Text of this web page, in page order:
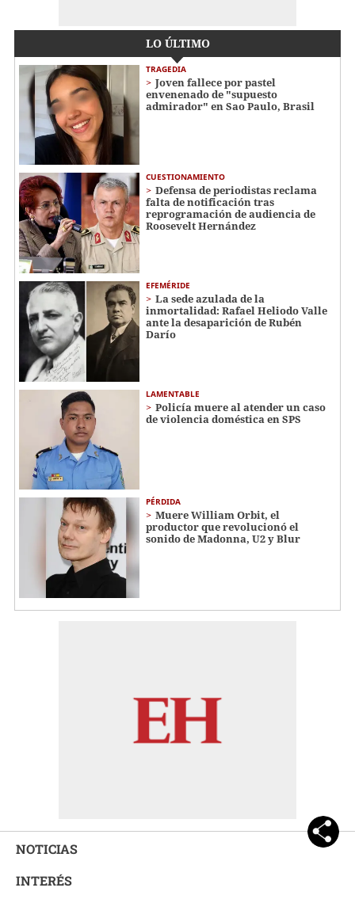
LO ÚLTIMO
TRAGEDIA
Joven fallece por pastel
envenenado de "supuesto
admirador" en Sao Paulo, Brasil
CUESTIONAMIENTO
Defensa de periodistas reclama
falta de notificación tras
reprogramación de audiencia de
Roosevelt Hernández
EFEMÉRIDE
La sede azulada de la
inmortalidad: Rafael Heliodo Valle
ante la desaparición de Rubén
Darío
LAMENTABLE
Policía muere al atender un caso
de violencia doméstica en SPS
PÉRDIDA
Muere William Orbit, el
productor que revolucionó el
sonido de Madonna, U2 y Blur
NOTICIAS
INTERÉS